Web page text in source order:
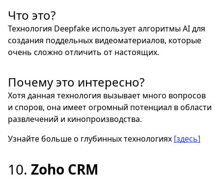
Что это?
Технология Deepfake использует алгоритмы AI для
создания поддельных видеоматериалов, которые
очень сложно отличить от настоящих.
Почему это интересно?
Хотя данная технология вызывает много вопросов
и споров, она имеет огромный потенциал в области
развлечений и кинопроизводства.
Узнайте больше о глубинных технологиях [здесь]
10. Zoho CRM